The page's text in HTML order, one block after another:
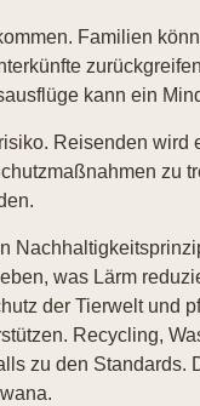
Familien
kann ein
Reisenden wird
zu
was Lärm
der Tierwelt und
Recycling,
zu den Standards.